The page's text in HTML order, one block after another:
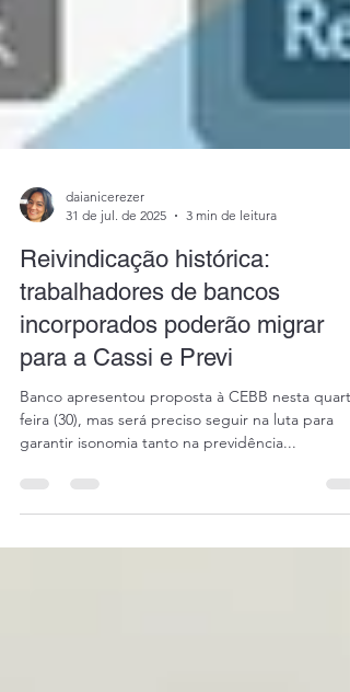
31 de jul. de 2025
3 min de leitura
Reivindicação histórica:
trabalhadores de bancos
incorporados poderão migrar
para a Cassi e Previ
Banco apresentou proposta à CEBB nesta
garantir isonomia tanto na previdência...